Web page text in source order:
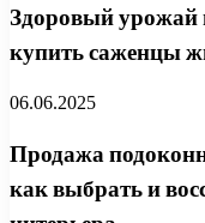
Здоровый урожай
купить саженцы
06.06.2025
Продажа
как выбрать и